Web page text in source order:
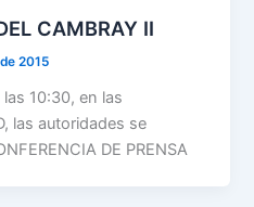
CAMBRAY II
2015
10:30, en las
las autoridades se
DE PRENSA